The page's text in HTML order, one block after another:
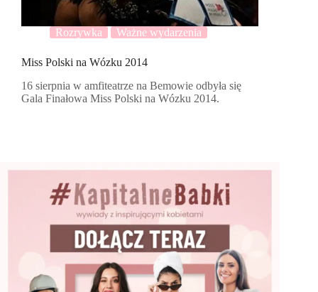
Rozrywka Ważne wydarzenia
Miss Polski na Wózku 2014
16 sierpnia w amfiteatrze na Bemowie odbyła się
Gala Finałowa Miss Polski na Wózku 2014.